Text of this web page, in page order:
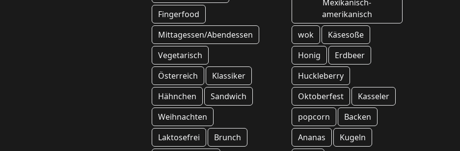
Fingerfood
Mittagessen/Abendessen
Vegetarisch
Österreich
Klassiker
Hähnchen
Sandwich
Weihnachten
Laktosefrei
Brunch
Mexikanisch-
amerikanisch
wok
Käsesoße
Honig
Erdbeer
Huckleberry
Oktoberfest
Kasseler
popcorn
Backen
Ananas
Kugeln